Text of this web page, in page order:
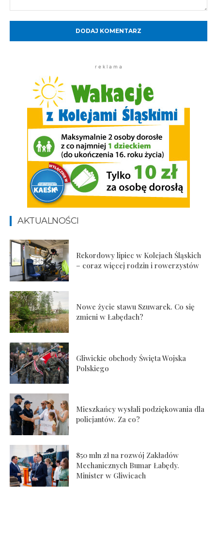
r e k l a m a
AKTUALNOŚCI
Rekordowy lipiec w Kolejach Śląskich
– coraz więcej rodzin i rowerzystów
Nowe życie stawu Szuwarek. Co się
zmieni w Łabędach?
Gliwickie obchody Święta Wojska
Polskiego
Mieszkańcy wysłali podziękowania dla
policjantów. Za co?
850 mln zł na rozwój Zakładów
Mechanicznych Bumar Łabędy.
Minister w Gliwicach